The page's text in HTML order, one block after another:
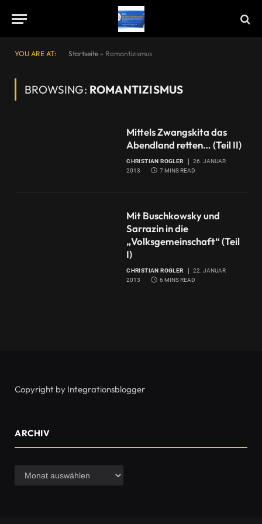
YOU ARE AT: Startseite » Romantizismus
BROWSING: ROMANTIZISMUS
Mittels Zwangskita das
Abendland retten… (Teil II)
CHRISTIAN ROGLER
26. JANUAR
2013
7 MINS READ
Mit Buschkowsky und
Sarrazin in die
„Volksgemeinschaft“ (Teil
I)
CHRISTIAN ROGLER
22. JANUAR
2013
6 MINS READ
Copyright by Integrationsblogger
ARCHIV
Archiv